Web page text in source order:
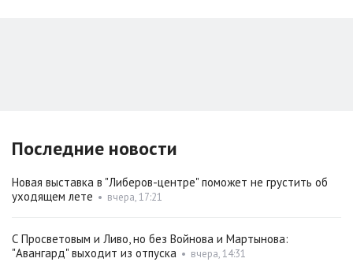
Последние новости
Новая выставка в "Либеров-центре" поможет не грустить об
уходящем лете • вчера, 17:21
С Просветовым и Ливо, но без Войнова и Мартынова:
"Авангард" выходит из отпуска • вчера, 14:31